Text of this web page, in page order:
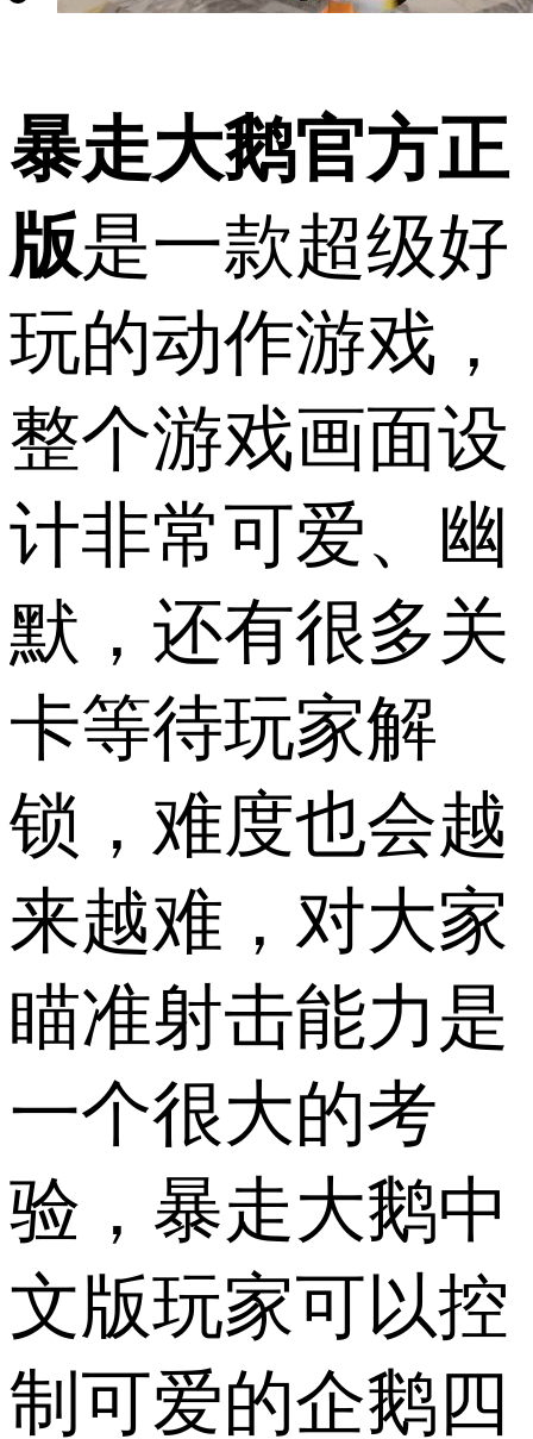
暴走大鹅官方正
版是一款超级好
玩的动作游戏，
整个游戏画面设
计非常可爱、幽
默，还有很多关
卡等待玩家解
锁，难度也会越
来越难，对大家
瞄准射击能力是
一个很大的考
验，暴走大鹅中
文版玩家可以控
制可爱的企鹅四